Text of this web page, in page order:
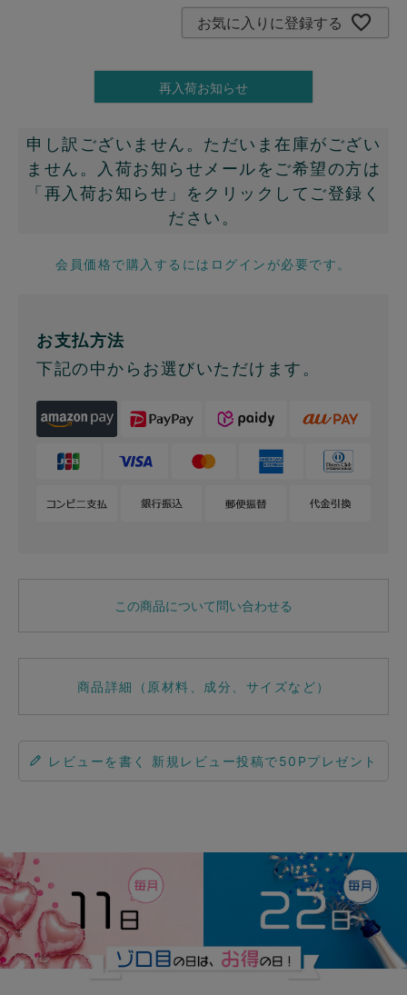
お気に入りに登録する
再入荷お知らせ
申し訳ございません。ただいま在庫がござい
ません。入荷お知らせメールをご希望の方は
「再入荷お知らせ」をクリックしてご登録く
ださい。
会員価格で購入するにはログインが必要です。
お支払方法
下記の中からお選びいただけます。
この商品について問い合わせる
商品詳細（原材料、成分、サイズなど）
レビューを書く